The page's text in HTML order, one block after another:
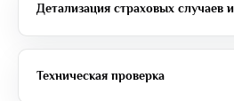
Детализация страховых случаев
Техническая проверка